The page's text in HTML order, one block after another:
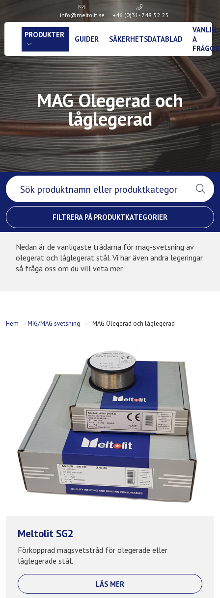
info@meltolit.se +46 (0)31- 748 52 25
PRODUKTER GUIDER SÄKERHETSDATABLAD
VANLIG
A
FRÅGOR
MAG Olegerad och
låglegerad
FILTRERA PÅ PRODUKTKATEGORIER
Nedan är de vanligaste trådarna för mag-svetsning av
olegerat och låglegerat stål. Vi har även andra legeringar
så fråga oss om du vill veta mer.
Hem »MIG/MAG svetsning » MAG Olegerad och låglegerad
Meltolit SG2
Förkopprad magsvetstråd för olegerade eller
låglegerade stål.
LÄS MER